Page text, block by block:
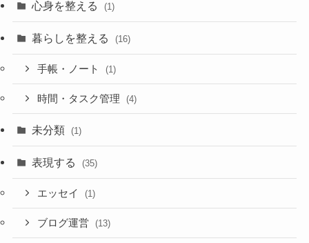
心身を整える (1)
暮らしを整える (16)
手帳・ノート (1)
時間・タスク管理 (4)
未分類 (1)
表現する (35)
エッセイ (1)
ブログ運営 (13)